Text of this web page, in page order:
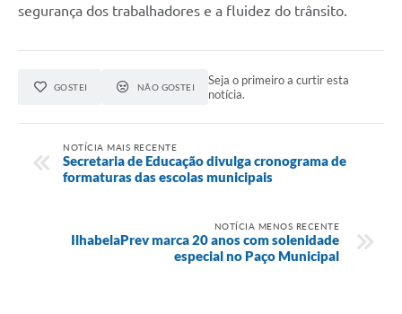
segurança dos trabalhadores e a fluidez do trânsito.
GOSTEI NÃO GOSTEI
Seja o primeiro a curtir esta
notícia.
NOTÍCIA MAIS RECENTE
Secretaria de Educação divulga cronograma de
formaturas das escolas municipais
NOTÍCIA MENOS RECENTE
IlhabelaPrev marca 20 anos com solenidade
especial no Paço Municipal